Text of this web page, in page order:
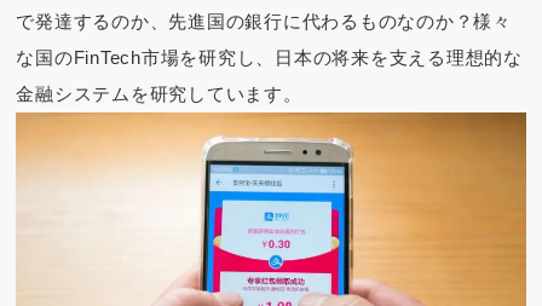
で発達するのか、先進国の銀行に代わるものなのか？様々
な国のFinTech市場を研究し、日本の将来を支える理想的な
金融システムを研究しています。